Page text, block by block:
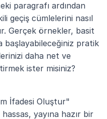
paragrafı ardından
geçiş cümlelerini nasıl
Gerçek örnekler, basit
başlayabileceğiniz pratik
daha net ve
ister misiniz?
İfadesi Oluştur"
yayına hazır bir